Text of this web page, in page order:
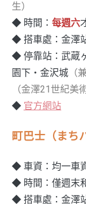
生）
◆ 時間： 每週六
◆ 搭車處：金澤
◆ 停靠站：武蔵
園下‧金沢城 （
（金澤21世紀美
◆ 官方網站
町巴士（まち
◆ 車資：均一車
◆ 時間：僅週末
◆ 搭車處：金澤